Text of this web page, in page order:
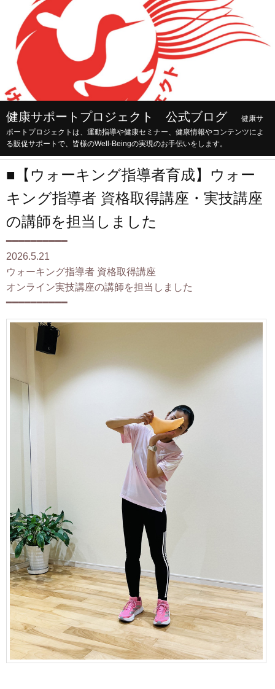
健康サポートプロジェクト 公式ブログ
健康サ
ポートプロジェクトは、運動指導や健康セミナー、健康情報やコンテンツによ
る販促サポートで、皆様のWell-Beingの実現のお手伝いをします。
■【ウォーキング指導者育成】ウォー
キング指導者 資格取得講座・実技講座
の講師を担当しました
━━━━━━━━━━
2026.5.21
ウォーキング指導者 資格取得講座
オンライン実技講座の講師を担当しました
━━━━━━━━━━